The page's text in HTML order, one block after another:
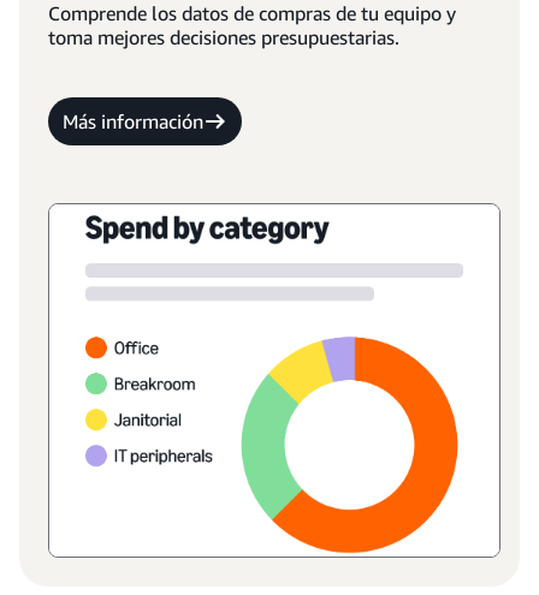
Comprende los datos de compras de tu equipo y
toma mejores decisiones presupuestarias.
Más información